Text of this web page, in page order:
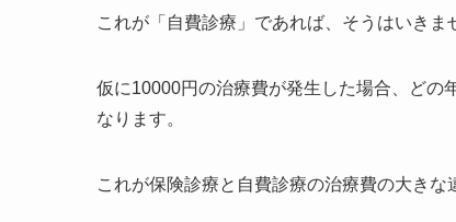
これが「自費診療」であれば、そうはいきま
仮に10000円の治療費が発生した場合、どの
なります。
これが保険診療と自費診療の治療費の大きな